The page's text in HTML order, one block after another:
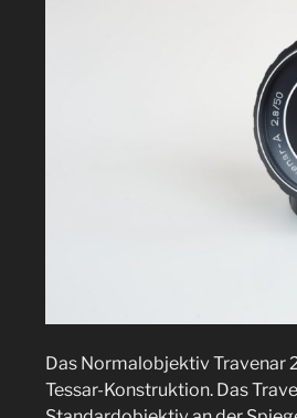
Das Normalobjektiv Travenar
Tessar-Konstruktion. Das